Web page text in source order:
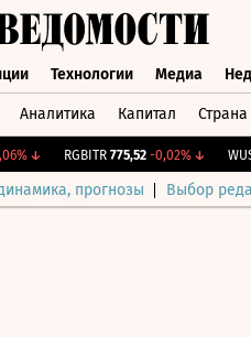
Технологии Медиа
Аналитика Капитал Страна
↓ RGBITR 775,52 -0,02%↓
прогнозы Выбор